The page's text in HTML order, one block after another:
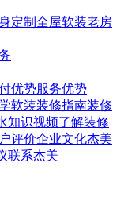
定制 全屋软装老房
优势服务优势
软装装修指南装修
知识视频了解装修
评价企业文化杰美
联系杰美